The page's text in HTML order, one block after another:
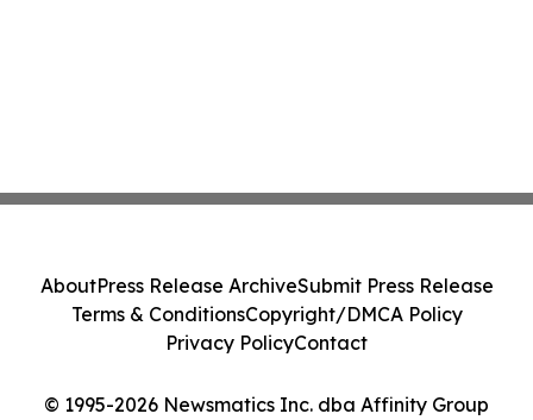
© 1995-2026 Newsmatics Inc. dba Affinity Group
AboutPress Release ArchiveSubmit Press Release
Terms & ConditionsCopyright/DMCA Policy
Privacy PolicyContact